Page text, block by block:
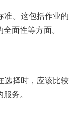
准。这包括作业的
面性等方面。
选择时，应该比较
务。